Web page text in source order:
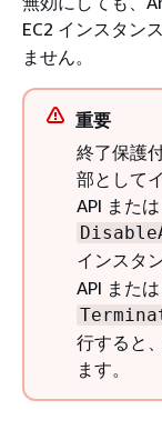
EC2 インスタン
ません。
重要
終了保護
部として
API また
インスタ
API また
行すると
ます。